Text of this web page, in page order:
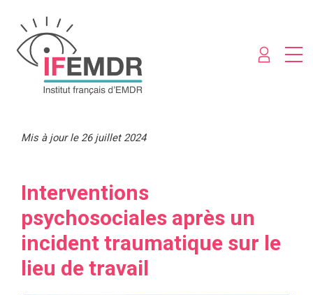
Interventions
psychosociales après un
incident traumatique sur le
lieu de travail
Mis à jour le 26 juillet 2024